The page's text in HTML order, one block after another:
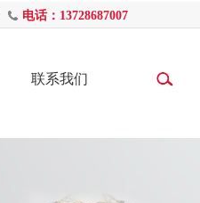
电话：13728687007
联系我们